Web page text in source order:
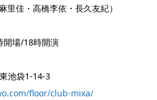
里佳・高橋李依・長久友紀）
開場/18時開演
池袋1-14-3
floor/club-mixa/